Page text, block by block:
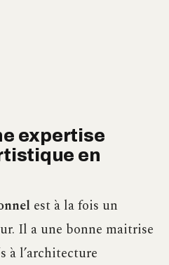
expertise
en
est à la fois un
Il a une bonne maitrise
à l’architecture